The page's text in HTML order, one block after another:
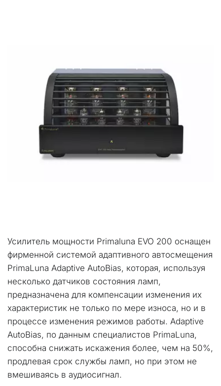
Усилитель мощности Primaluna EVO 200 оснащен
фирменной системой адаптивного автосмещения
PrimaLuna Adaptive AutoBias, которая, используя
несколько датчиков состояния ламп,
предназначена для компенсации изменения их
характеристик не только по мере износа, но и в
процессе изменения режимов работы. Adaptive
AutoBias, по данным специалистов PrimaLuna,
способна снижать искажения более, чем на 50%,
продлевая срок службы ламп, но при этом не
вмешиваясь в аудиосигнал.